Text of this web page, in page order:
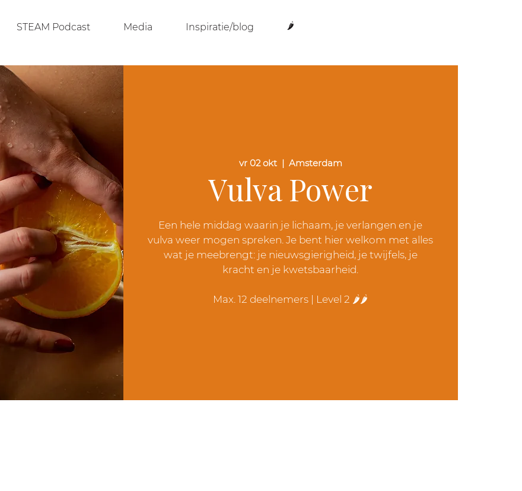
STEAM Podcast Media Inspiratie/blog 🌶️
vr 02 okt
  |
Amsterdam
Vulva Power
Een hele middag waarin je lichaam, je verlangen en je
vulva weer mogen spreken. Je bent hier welkom met alles
wat je meebrengt: je nieuwsgierigheid, je twijfels, je
kracht en je kwetsbaarheid.
Max. 12 deelnemers | Level 2 🌶️🌶️